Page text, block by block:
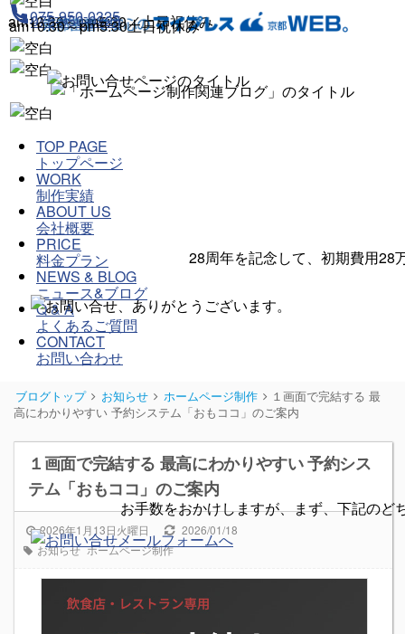
075-950-0325
am10:30～pm5:30土日祝休み
075-950-0325
am10:30～pm5:30／土日祝休み
TOP PAGE
トップページ
WORK
制作実績
ABOUT US
会社概要
PRICE
料金プラン
NEWS & BLOG
ニュース&ブログ
Q & A
よくあるご質問
CONTACT
お問い合わせ
ブログトップ お知らせ ホームページ制作
１画面で完結する 最
高にわかりやすい 予約システム「おもココ」のご案内
１画面で完結する 最高にわかりやすい 予約シス
テム「おもココ」のご案内
2026年1月13日火曜日
2026/01/18
お知らせ ホームページ制作
28周年を記念して、初期費用
お手数をおかけしますが、まず、下記の